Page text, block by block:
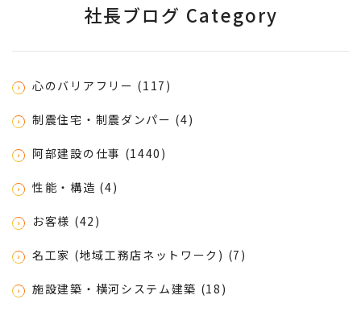
社長ブログ Category
心のバリアフリー (117)
制震住宅・制震ダンパー (4)
阿部建設の仕事 (1440)
性能・構造 (4)
お客様 (42)
名工家 (地域工務店ネットワーク) (7)
施設建築・横河システム建築 (18)